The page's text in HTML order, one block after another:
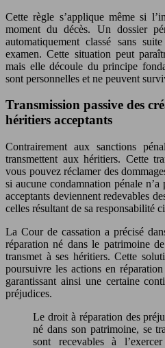
Cette règle s’applique même si
moment du décès. Un dossier
automatiquement classé sans
examen. Cette situation peut
mais elle découle du principe
sont personnelles et ne peuvent
Transmission passive des
héritiers acceptants
Contrairement aux sanctions
transmettent aux héritiers. Cette
vous pouvez réclamer des
si aucune condamnation pénale
acceptants deviennent redevables
celles résultant de sa responsabilité
La Cour de cassation a précisé
réparation né dans le patrimoine
transmet à ses héritiers. Cette
poursuivre les actions en
garantissant ainsi une certaine
préjudices.
Le droit à réparation des
né dans son patrimoine, se
sont recevables à